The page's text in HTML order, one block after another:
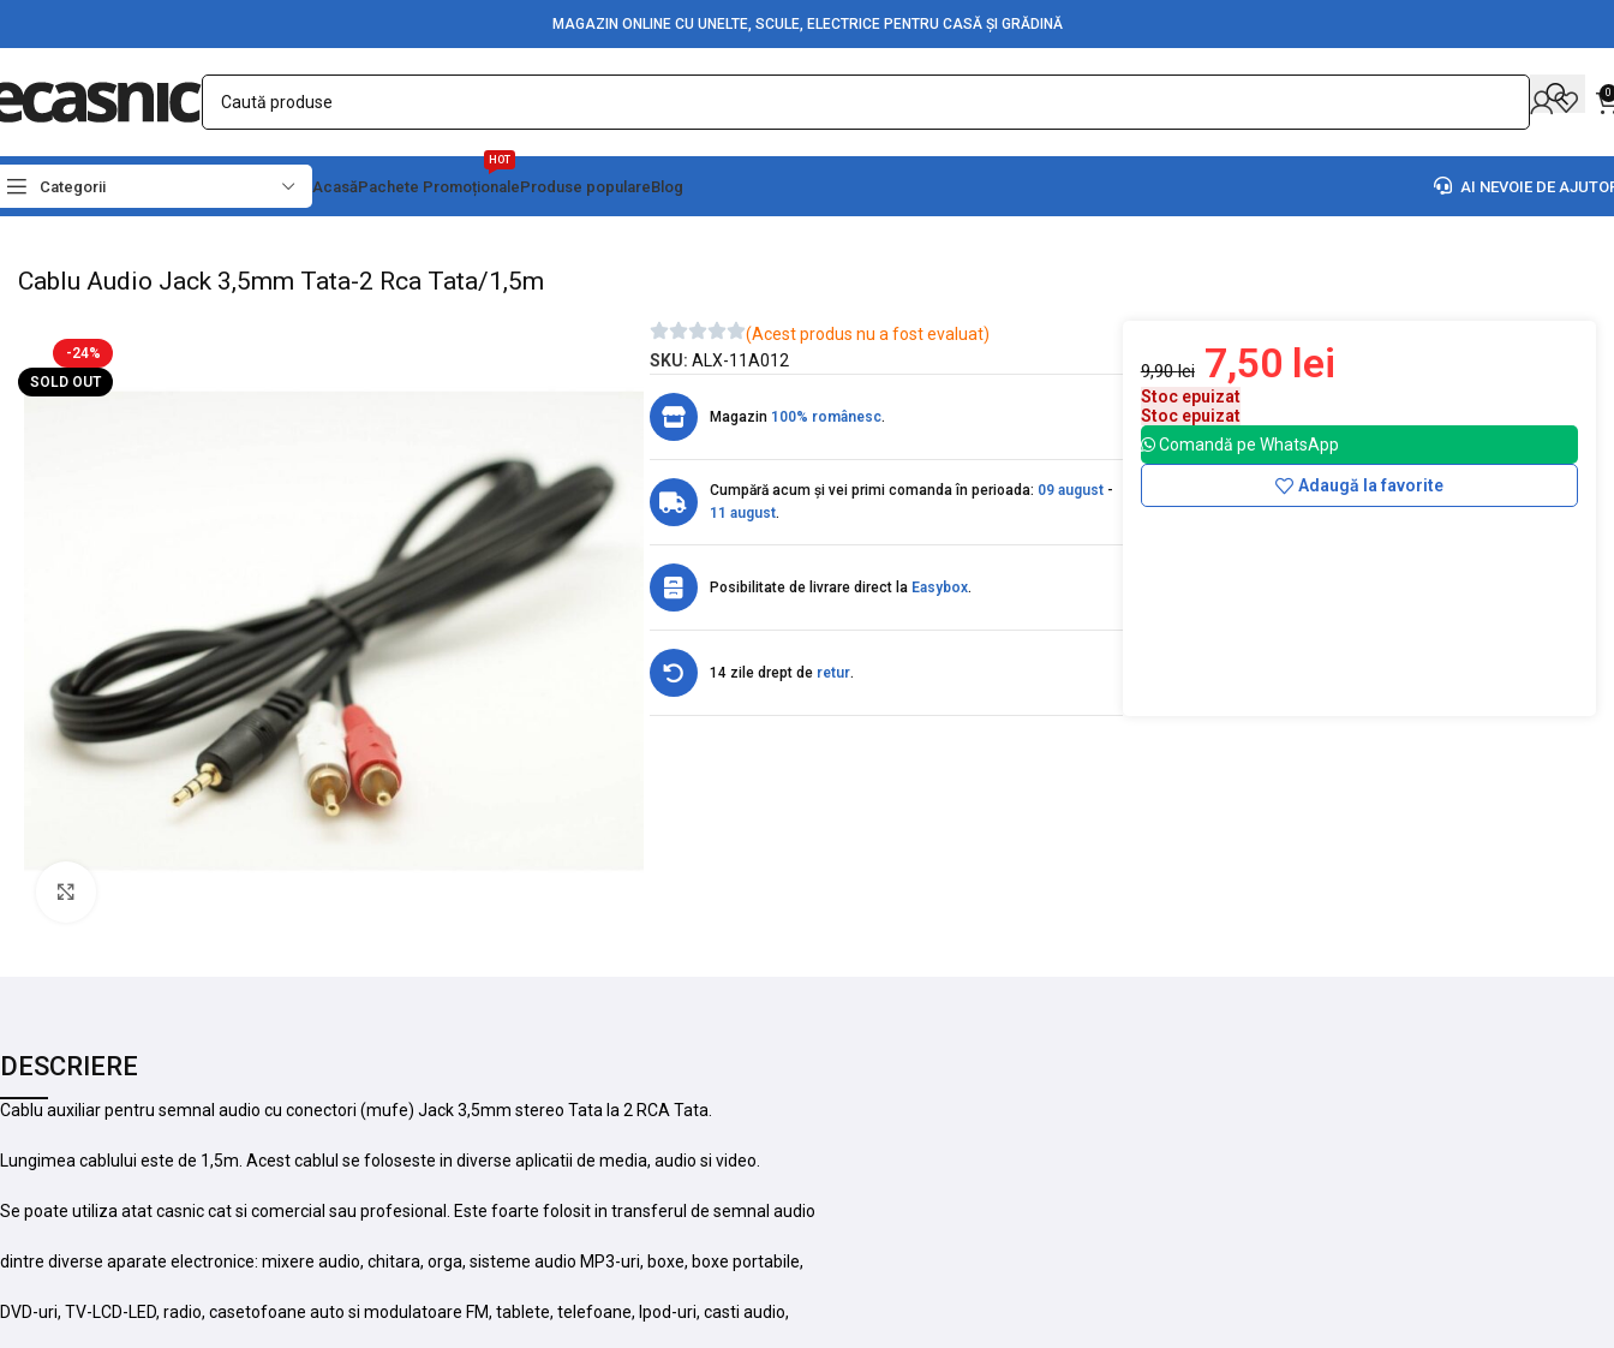
MAGAZIN ONLINE CU UNELTE, SCULE, ELECTRICE PENTRU CASĂ ȘI GRĂDINĂ
0
Categorii AcasăPachete Promoționale
HOT
Produse populareBlog AI NEVOIE DE
Prima pagină Electrice Cabluri Audio – Video
Cablu Audio Jack 3,5mm Tata-2 Rca Tata/1,5m
-24%
SOLD OUT
(Acest produs nu a fost evaluat)
SKU: ALX-11A012
Magazin 100% românesc.
Cumpără acum și vei primi comanda în perioada: 09 august-
11 august.
Posibilitate de livrare direct la Easybox.
14 zile drept de retur.
9,90lei 7,50 lei
Stoc epuizat
Stoc epuizat
Comandă pe WhatsApp
Adaugă la favorite
DESCRIERE
Cablu auxiliar pentru semnal audio cu conectori (mufe) Jack 3,5mm stereo Tata la 2 RCA Tata.
Lungimea cablului este de 1,5m. Acest cablul se foloseste in diverse aplicatii de media, audio si video.
Se poate utiliza atat casnic cat si comercial sau profesional. Este foarte folosit in transferul de semnal audio
dintre diverse aparate electronice: mixere audio, chitara, orga, sisteme audio MP3-uri, boxe, boxe portabile,
DVD-uri, TV-LCD-LED, radio, casetofoane auto si modulatoare FM, tablete, telefoane, Ipod-uri, casti audio,